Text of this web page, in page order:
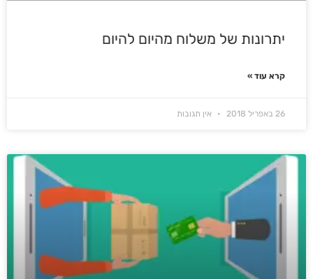
יתרונות של משלוח מהיום להיום
קרא עוד »
26 באפריל 2018 אין תגובות